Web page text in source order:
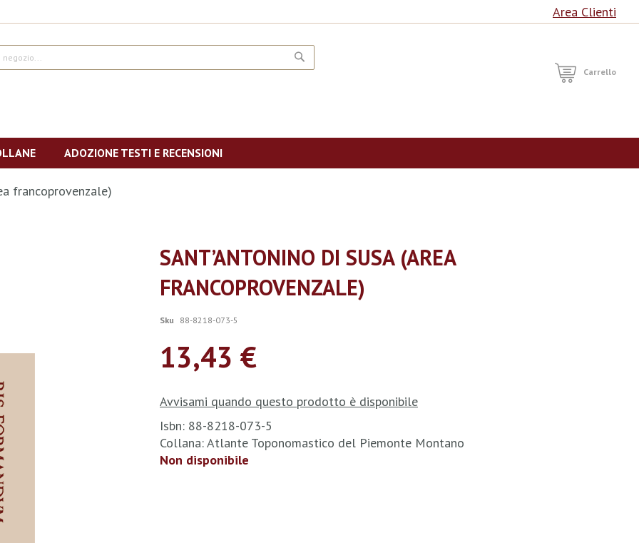
Area Clienti
Carrello
ADOZIONE TESTI E RECENSIONI
francoprovenzale)
SANT’ANTONINO DI SUSA (AREA
FRANCOPROVENZALE)
Sku 88-8218-073-5
13,43 €
Avvisami quando questo prodotto è disponibile
Isbn: 88-8218-073-5
Collana: Atlante Toponomastico del Piemonte Montano
Non disponibile